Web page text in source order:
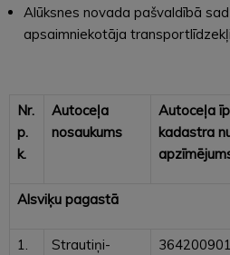
Alūksnes novada pašvaldībā
apsaimniekotāja
Nr.
p.
k.
Autoceļa
nosaukums
Autoceļa
kadastra
Alsviķu pagastā
1.
Strautiņi-